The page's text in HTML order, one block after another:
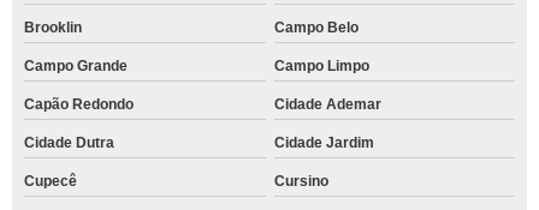
Brooklin Campo Belo
Campo Grande Campo Limpo
Capão Redondo Cidade Ademar
Cidade Dutra Cidade Jardim
Cupecê Cursino